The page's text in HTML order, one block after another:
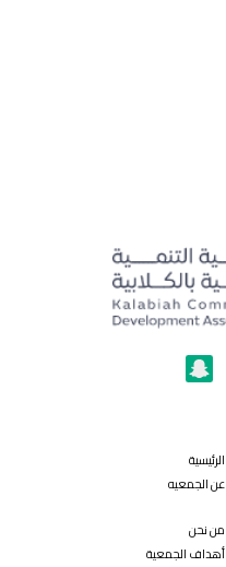
الرئيسية
عن الجمعيه
من نحن
أهداف الجمعية